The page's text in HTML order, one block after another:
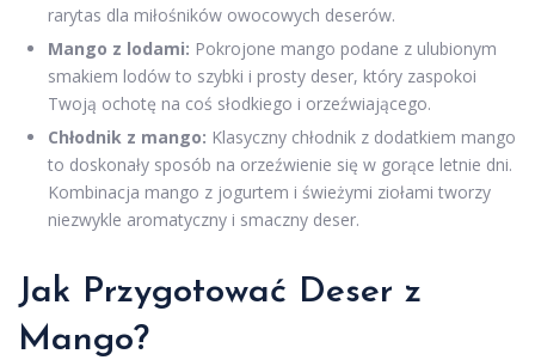
rarytas dla miłośników owocowych deserów.
Mango z lodami: Pokrojone mango podane z ulubionym
smakiem lodów to szybki i prosty deser, który zaspokoi
Twoją ochotę na coś słodkiego i orzeźwiającego.
Chłodnik z mango: Klasyczny chłodnik z dodatkiem mango
to doskonały sposób na orzeźwienie się w gorące letnie dni.
Kombinacja mango z jogurtem i świeżymi ziołami tworzy
niezwykle aromatyczny i smaczny deser.
Jak Przygotować Deser z
Mango?